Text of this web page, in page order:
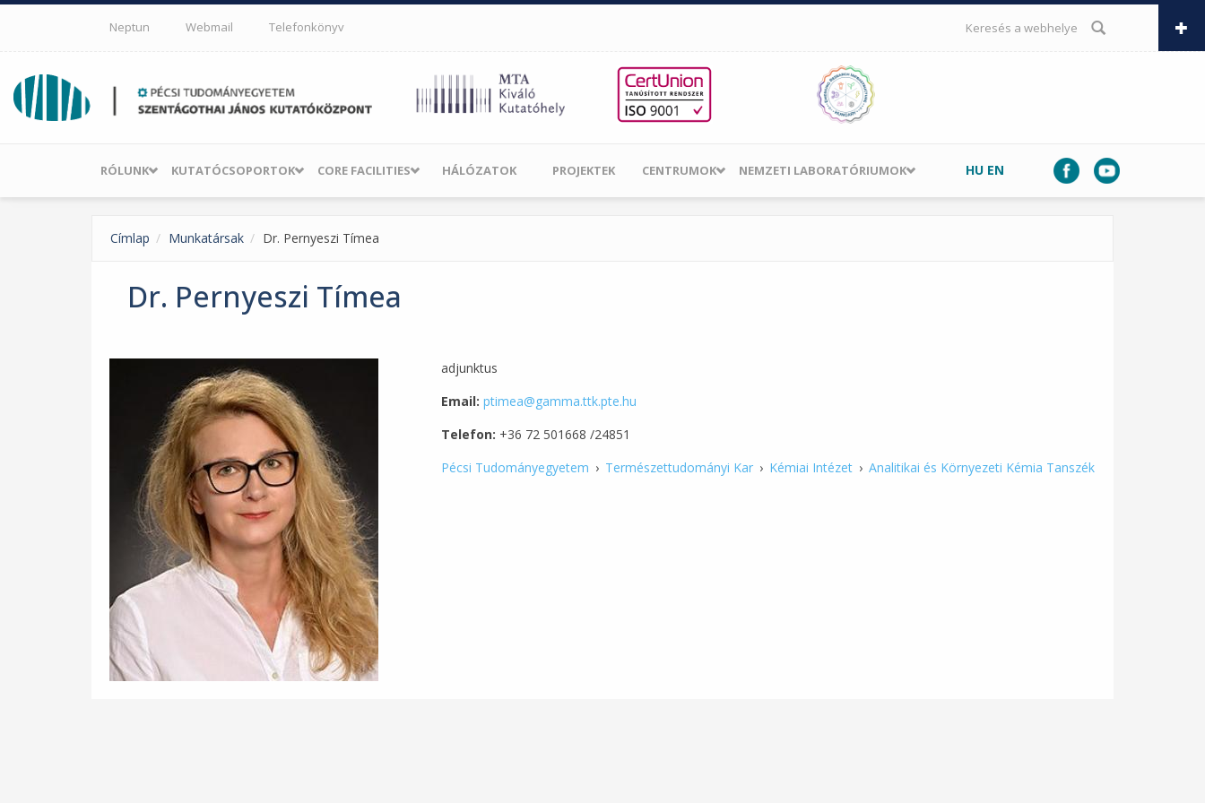
Ugrás a tartalomra
Neptun Webmail Telefonkönyv KERESÉS ŰRLAP
RÓLUNK KUTATÓCSOPORTOK CORE FACILITIES HÁLÓZATOK PROJEKTEK CENTRUMOK NEMZETI LABORATÓRIUMOK HU EN
Címlap Munkatársak Dr. Pernyeszi Tímea
Dr. Pernyeszi Tímea
adjunktus
Email: ptimea@gamma.ttk.pte.hu
Telefon: +36 72 501668 /24851
Pécsi Tudományegyetem › Természettudományi Kar › Kémiai Intézet › Analitikai és Környezeti Kémia Tanszék